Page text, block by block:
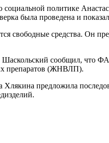
социальной политике
была проведена и
свободные средства. Он
сообщил, что
препаратов (ЖНВЛП).
предложила